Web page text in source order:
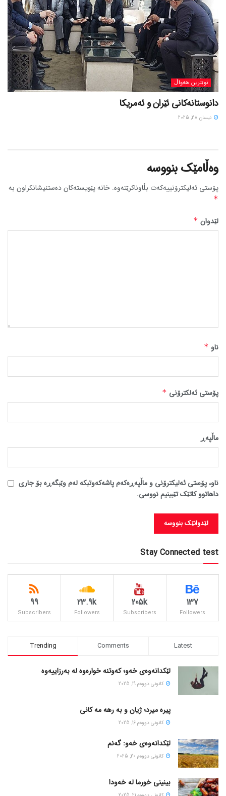
نوێترین هەواڵ
دانوستانەکانی ئێران و ئەمریکا
نیسان 28, 2025
وەڵامێک بنووسە
پۆستی ئەلیکترۆنییەکەت بڵاوناکرێتەوە. خانە پێویستەکان دەستنیشانکراون بە
*
لێدوان *
ناو *
پۆستی ئەلکترۆنی *
ماڵپه‌ڕ
ناو، پۆستی ئەلیکترۆنی و ماڵپەڕەکەم پاشەکەوتبکە لەم وێبگەڕە بۆ جاری
داهاتوو کاتێک تێبینیم نووسی.
Stay Connected test
137
Followers
205k
Subscribers
23.9k
Followers
99
Subscribers
Trending Comments Latest
لێکدانەوەی خەو؛ کەوتنە خوارەوە لە بەرزاییەوە
كانونی دووه‌م 19, 2025
پیره میرد؛ ژیان و به رهه مه کانی
كانونی دووه‌م 16, 2025
لێکدانەوەی خەو: گەنم
كانونی دووه‌م 20, 2025
بینینی خورما لە خەودا